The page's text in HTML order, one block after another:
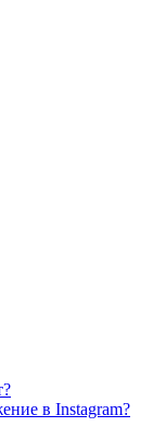
в Instagram?